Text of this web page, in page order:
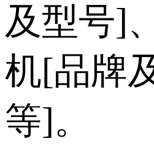
及型号]
机[品牌
等]。